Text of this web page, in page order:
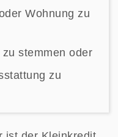
Wohnung zu
stemmen oder
zu